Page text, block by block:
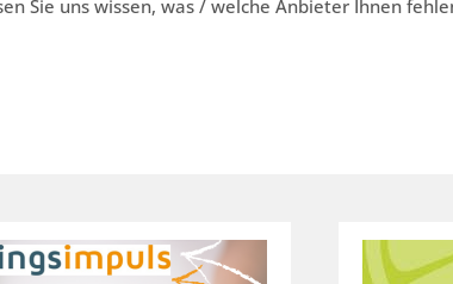
Sie uns wissen, was / welche Anbieter Ihnen